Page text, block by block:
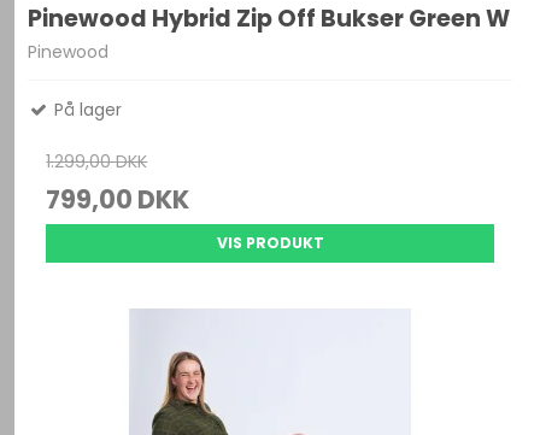
Pinewood Hybrid Zip Off Bukser Green W
Pinewood
På lager
1.299,00 DKK
799,00 DKK
VIS PRODUKT